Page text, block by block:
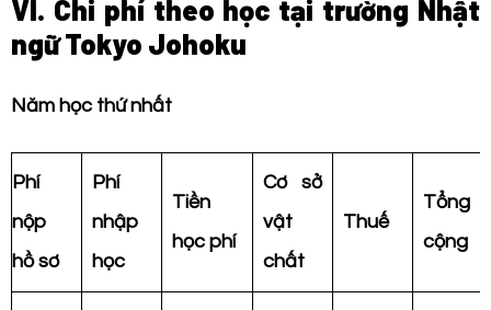
VI. Chi phí theo học tại trường Nhật
ngữ Tokyo Johoku
Năm học thứ nhất
Phí
nộp
hồ sơ
Phí
nhập
học
Tiền
học phí
Cơ sở
vật
chất
Thuế
Tổng
cộng